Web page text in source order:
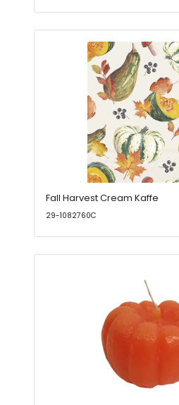
Fall Harvest Cream Kaffe
29-1082760C